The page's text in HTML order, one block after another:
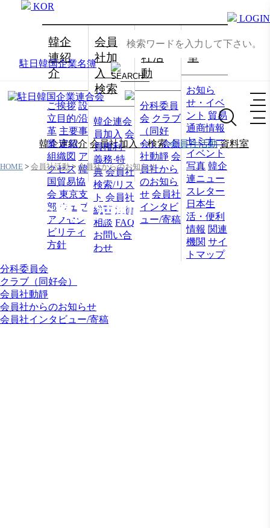
韓企
連紹
介
ご挨拶 設
立目的/沿
革 主要事
業 定款
組織図 ア
クセス 韓
国貿易協
会 東京支
部 ウェブ
アクセシ
ビリティ
方針
会員
社加
入・
検索
韓企連会
員加入 会
員権利·
義務·特
典 会員社
検索/リス
ト 会員社
総覧 法律
相談 FAQ
お問い合
わせ
会員
社活
動
分科委員
会 クラブ
（同好
会） 会員
社動靜 会
員社から
のお知ら
せ 会員社
インタビ
ュー/寄稿
資料
室
お知ら
せ・イベ
ント 貿易
通商情報
セミナー
イベント
写真 韓企
連ニュー
スレター
日本生
活・便利
情報 関連
機関 サイ
トマップ
駐日韓国企業名簿
KOR
LOGIN
韓企連紹介 会員社加入・検索 会員社活動 資料室
HOME > 会員社活動> 会員社からのお知らせ
会員社活動
分科委員会
クラブ（同好会）
会員社動靜
会員社からのお知らせ
会員社インタビュー/寄稿